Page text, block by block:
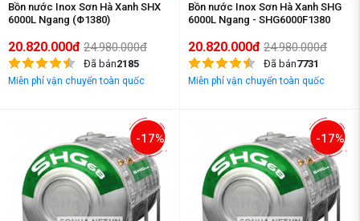
Bồn nước Inox Sơn Hà Xanh SHX
6000L Ngang (Φ1380)
20.820.000đ 24.980.000đ
Đã bán2185
Miễn phí vận chuyển toàn quốc
Bồn nước Inox Sơn Hà Xanh SHG
6000L Ngang - SHG6000F1380
20.820.000đ 24.980.000đ
Đã bán7731
Miễn phí vận chuyển toàn quốc
-17% -17%